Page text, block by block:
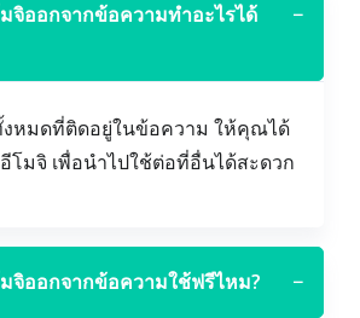
จิออกจากข้อความทำอะไรได้
−
หมดที่ติดอยู่ในข้อความ ให้คุณได้
โมจิ เพื่อนำไปใช้ต่อที่อื่นได้สะดวก
จิออกจากข้อความใช้ฟรีไหม? −